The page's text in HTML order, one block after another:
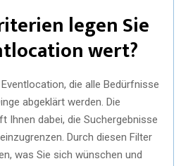
legen Sie
wert?
die alle Bedürfnisse
abgeklärt werden. Die
Ihnen dabei, die Suchergebnisse
Durch diesen Filter
was Sie sich wünschen und